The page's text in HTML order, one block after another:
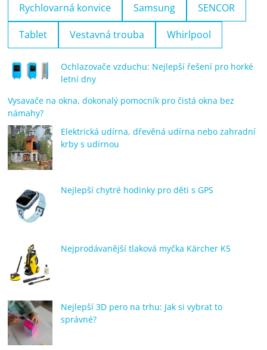
Rychlovarná konvice Samsung SENCOR
Tablet Vestavná trouba Whirlpool
Ochlazovače vzduchu: Nejlepší řešení pro horké
letní dny
Vysavače na okna, dokonalý pomocník pro čistá okna bez
námahy?
Elektrická udírna, dřevěná udírna nebo zahradní
krby s udírnou
Nejlepší chytré hodinky pro děti s GPS
Nejprodávanější tlaková myčka Kärcher K5
Nejlepší 3D pero na trhu: Jak si vybrat to
správné?